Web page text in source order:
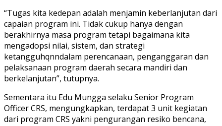
“Tugas kita kedepan adalah menjamin keberlanjutan dari
capaian program ini. Tidak cukup hanya dengan
berakhirnya masa program tetapi bagaimana kita
mengadopsi nilai, sistem, dan strategi
ketangguhqnndalam perencanaan, penganggaran dan
pelaksanaan program daerah secara mandiri dan
berkelanjutan”, tutupnya.
Sementara itu Edu Mungga selaku Senior Program
Officer CRS, mengungkapkan, terdapat 3 unit kegiatan
dari program CRS yakni pengurangan resiko bencana,